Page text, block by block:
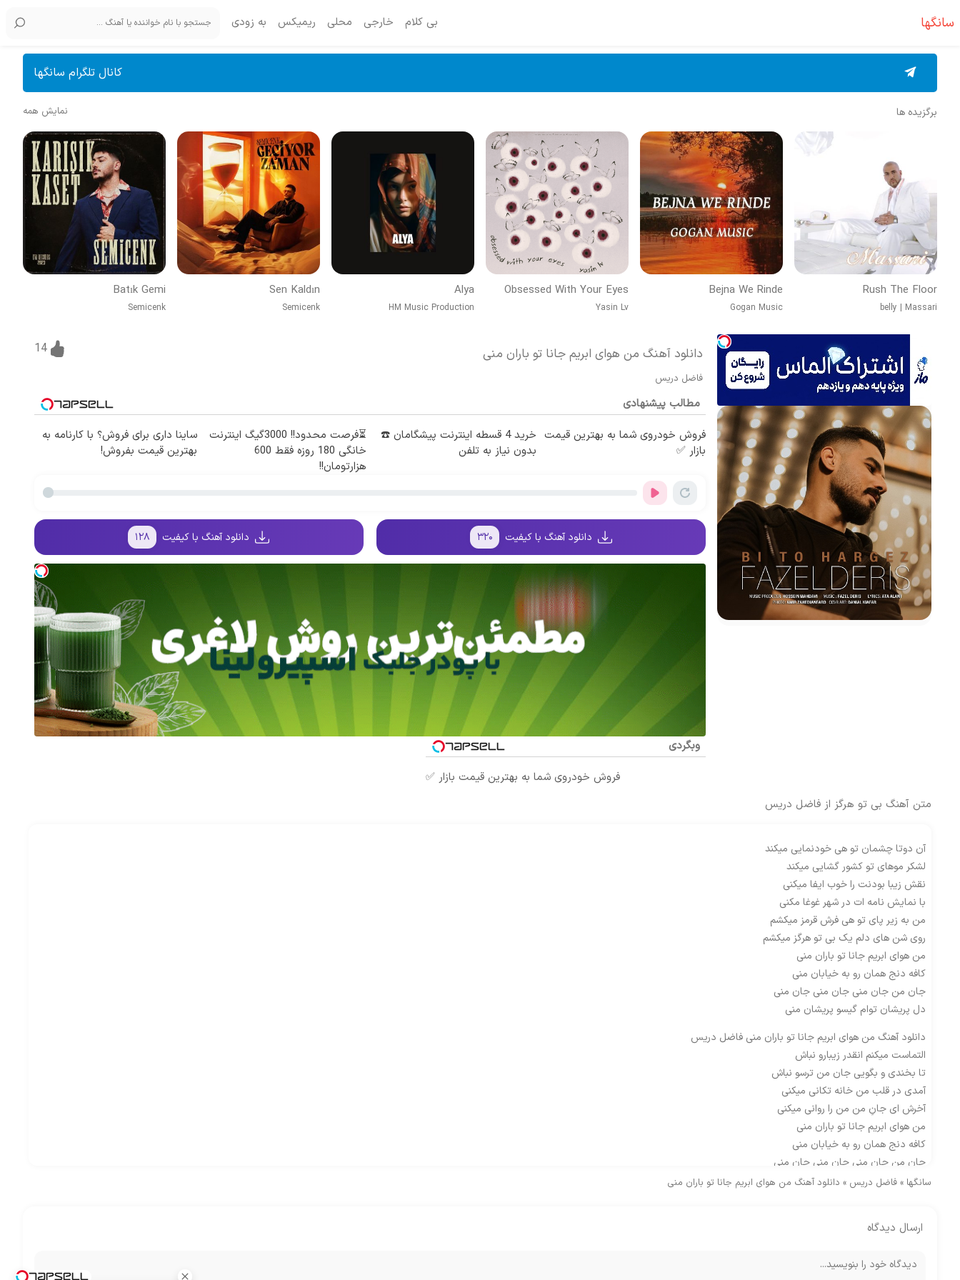
سانگها بی کلام خارجی محلی ریمیکس به زودی
کانال تلگرام سانگها
برگزیده ها نمایش همه
Rush The Floor
belly | Massari
Bejna We Rinde
Gogan Music
Obsessed With Your Eyes
Yasin Lv
Alya
HM Music Production
Sen Kaldın
Semicenk
Batık Gemi
Semicenk
دانلود آهنگ من هوای ابریم جانا تو باران منی
فاضل دریس
14
مطالب پیشنهادی
فروش خودروی شما به بهترین قیمت
بازار ✅
خرید 4 قسطه اینترنت پیشگامان ☎️
بدون نیاز به تلفن
⏳فرصت محدود!! 3000گیگ اینترنت
خانگی 180 روزه فقط 600
هزارتومان!!
ساینا داری برای فروش؟ با کارنامه به
بهترین قیمت بفروش!
دانلود آهنگ با کیفیت ۳۲۰ دانلود آهنگ با کیفیت ۱۲۸
وبگردی
فروش خودروی شما به بهترین قیمت بازار ✅
متن آهنگ بی تو هرگز از فاضل دریس
آن دوتا چشمان تو هی خودنمایی میکند
لشکر موهای تو کشور گشایی میکند
نقش زیبا بودنت را خوب ایفا میکنی
با نمایش نامه ات در شهر غوغا مکنی
من به زیر پای تو هی فرش قرمز میکشم
روی شن های دلم یک بی تو هرگز میکشم
من هوای ابریم جانا تو باران منی
کافه دنج همان رو به خیابان منی
جان من جان منی جان منی جان منی
دل پریشان توام گیسو پریشان منی
دانلود آهنگ من هوای ابریم جانا تو باران منی فاضل دریس
التماست میکنم انقدر زیبارو نباش
تا بخندی و بگویی جان من ترسو نباش
آمدی در قلب من خانه تکانی میکنی
آخرش ای جانِ من من را روانی میکنی
من هوای ابریم جانا تو باران منی
کافه دنج همان رو به خیابان منی
جان من جان منی جان منی جان منی
دل پریشان توام گیسو پریشان منی
سانگها » فاضل دریس » دانلود آهنگ من هوای ابریم جانا تو باران منی
ارسال دیدگاه